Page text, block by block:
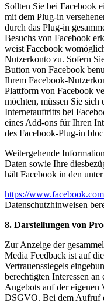
Sollten Sie bei Facebook
mit dem Plug-in
durch das Plug-in
Besuchs von Facebook
weist Facebook
Nutzerkonto zu. Sofern
Button von Facebook
Ihrem Facebook-
Plattform von Facebook
möchten, müssen Sie sich
Internetauftritts bei
eines Add-ons für Ihren
des Facebook-Plug-in
Weitergehende
Daten sowie Ihre
hält Facebook in den unter
https://
Datenschutzhinweisen
8. Darstellungen von
Zur Anzeige der
Media Feedback ist auf
Vertrauenssiegels
berechtigten Interessen
Angebots auf der
DSGVO. Bei dem Aufruf